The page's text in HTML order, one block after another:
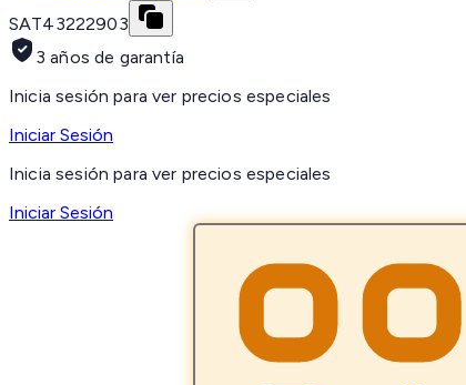
SAT43222903
3 años de garantía
Inicia sesión para ver precios especiales
Iniciar Sesión
Inicia sesión para ver precios especiales
Iniciar Sesión